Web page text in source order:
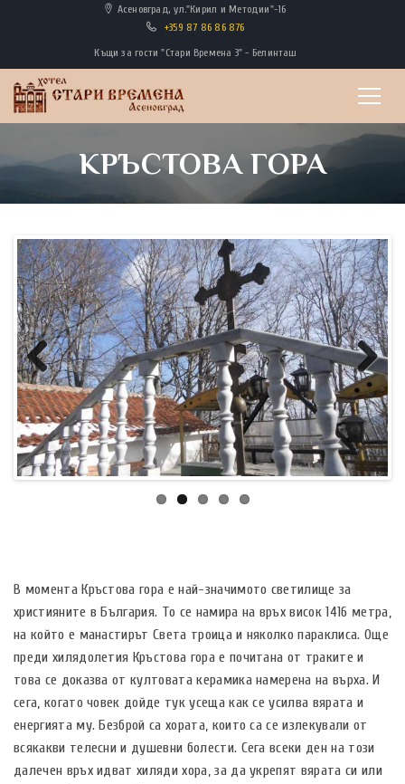
Асеновград, ул."Кирил и Методии"-16
+359 87 86 86 876
Къщи за гости "Стари Времена 3" - Белинташ
КРЪСТОВА ГОРА
Previous Next
В момента Кръстова гора е най-значимото светилище за
християните в България. То се намира на връх висок 1416 метра,
на който е манастирът Света троица и няколко параклиса. Още
преди хилядолетия Кръстова гора е почитана от траките и
това се доказва от култовата керамика намерена на върха. И
сега, когато човек дойде тук усеща как се усилва вярата и
енергията му. Безброй са хората, които са се излекували от
всякакви телесни и душевни болести. Сега всеки ден на този
далечен връх идват хиляди хора, за да укрепят вярата си или